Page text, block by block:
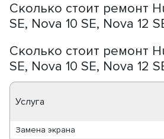
Сколько стоит ремонт
SE, Nova 10 SE, Nova 12
Сколько стоит ремонт
SE, Nova 10 SE, Nova 12
Услуга
Замена экрана